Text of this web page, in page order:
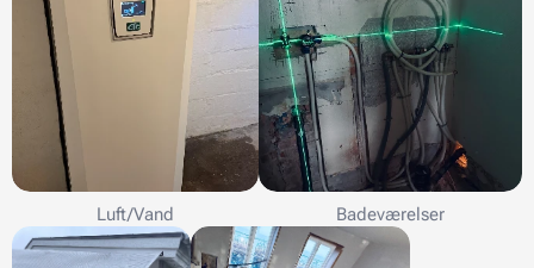
Luft/Vand Badeværelser